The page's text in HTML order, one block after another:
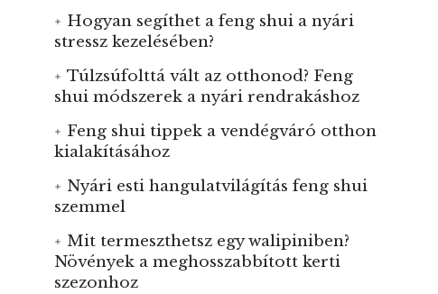
Hogyan segíthet a feng shui a nyári
stressz kezelésében?
Túlzsúfolttá vált az otthonod? Feng
shui módszerek a nyári rendrakáshoz
Feng shui tippek a vendégváró otthon
kialakításához
Nyári esti hangulatvilágítás feng shui
szemmel
Mit termeszthetsz egy walipiniben?
Növények a meghosszabbított kerti
szezonhoz